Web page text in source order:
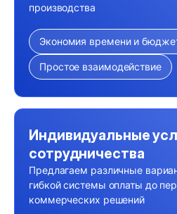
производства
Экономия времени и
Простое взаимодействие
Индивидуальные
сотрудничества
Предлагаем различные
гибкой системы оплаты до
коммерческих решений